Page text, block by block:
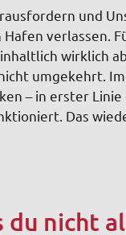
und
verlassen.
wirklich
umgekehrt.
– in erster
Das
du nicht